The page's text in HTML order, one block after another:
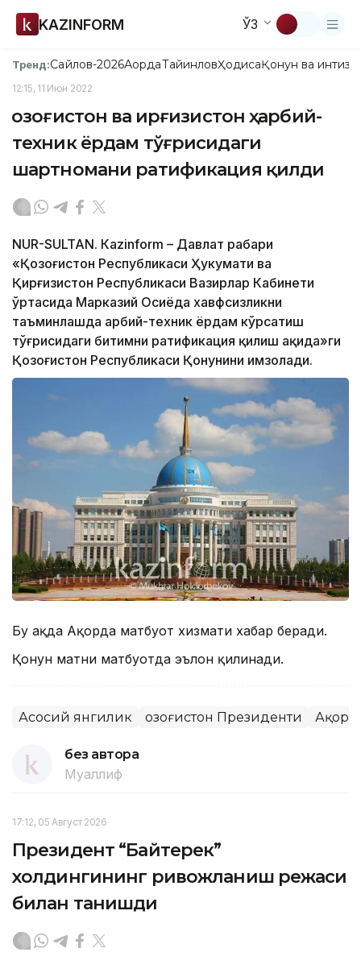
KAZINFORM ЎЗ
Тренд:Сайлов-2026АқордаТайинловҲодисаҚонун ва
12:15, 11 Июн 2022
Қозоғистон ва Қирғизистон ҳарбий-
техник ёрдам тўғрисидаги
шартномани ратификация қилди
NUR-SULTAN. Кazinform – Давлат раҳбари
«Қозоғистон Республикаси Ҳукумати ва
Қирғизистон Республикаси Вазирлар Кабинети
ўртасида Марказий Осиёда хавфсизликни
таъминлашда ҳарбий-техник ёрдам кўрсатиш
тўғрисидаги битимни ратификация қилиш ҳақида»ги
Қозоғистон Республикаси Қонунини имзолади.
Бу ҳақда Ақорда матбуот хизмати хабар беради.
Қонун матни матбуотда эълон қилинади.
Асосий янгилик Қозоғистон Президенти
без автора
Муаллиф
17:12, 05 Август 2026
Президент “Байтерек”
холдингининг ривожланиш режаси
билан танишди